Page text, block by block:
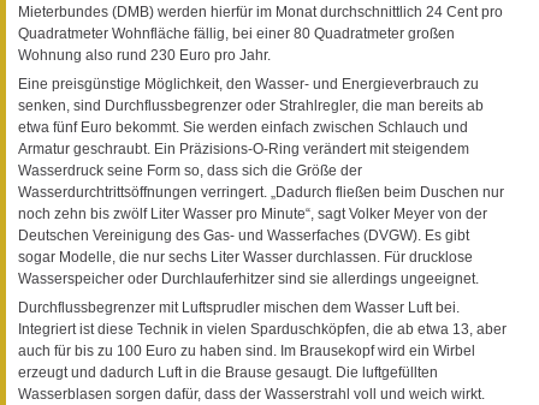
Mieterbundes (DMB) werden hierfür im Monat durchschnittlich 24 Cent pro
Quadratmeter Wohnfläche fällig, bei einer 80 Quadratmeter großen
Wohnung also rund 230 Euro pro Jahr.
Eine preisgünstige Möglichkeit, den Wasser- und Energieverbrauch zu
senken, sind Durchflussbegrenzer oder Strahlregler, die man bereits ab
etwa fünf Euro bekommt. Sie werden einfach zwischen Schlauch und
Armatur geschraubt. Ein Präzisions-O-Ring verändert mit steigendem
Wasserdruck seine Form so, dass sich die Größe der
Wasserdurchtrittsöffnungen verringert. „Dadurch fließen beim Duschen nur
noch zehn bis zwölf Liter Wasser pro Minute“, sagt Volker Meyer von der
Deutschen Vereinigung des Gas- und Wasserfaches (DVGW). Es gibt
sogar Modelle, die nur sechs Liter Wasser durchlassen. Für drucklose
Wasserspeicher oder Durchlauferhitzer sind sie allerdings ungeeignet.
Durchflussbegrenzer mit Luftsprudler mischen dem Wasser Luft bei.
Integriert ist diese Technik in vielen Sparduschköpfen, die ab etwa 13, aber
auch für bis zu 100 Euro zu haben sind. Im Brausekopf wird ein Wirbel
erzeugt und dadurch Luft in die Brause gesaugt. Die luftgefüllten
Wasserblasen sorgen dafür, dass der Wasserstrahl voll und weich wirkt.